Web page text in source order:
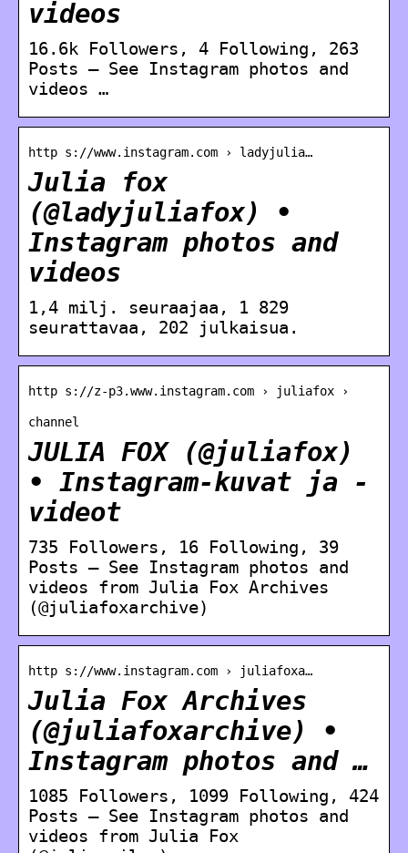
videos
16.6k Followers, 4 Following, 263
Posts – See Instagram photos and
videos …
http s://www.instagram.com › ladyjulia…
Julia fox
(@ladyjuliafox) •
Instagram photos and
videos
1,4 milj. seuraajaa, 1 829
seurattavaa, 202 julkaisua.
http s://z-p3.www.instagram.com › juliafox ›
channel
JULIA FOX (@juliafox)
• Instagram-kuvat ja -
videot
735 Followers, 16 Following, 39
Posts – See Instagram photos and
videos from Julia Fox Archives
(@juliafoxarchive)
http s://www.instagram.com › juliafoxa…
Julia Fox Archives
(@juliafoxarchive) •
Instagram photos and …
1085 Followers, 1099 Following, 424
Posts – See Instagram photos and
videos from Julia Fox